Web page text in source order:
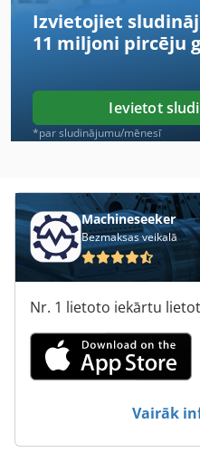
Case Ih 9370
Case Ih 956 Xla
Case Ih Cs 86
Case Ih Cvx 1155
Case Ih Cvx 195
Case Ih Maxxum 110
Case Ih Maxxum 140
Case Ih Maxxum 5120
Case Ih Maxxum 5140
Izvietojiet
11 miljoni pircēju
Ievietot
*par sludinājumu/mēnesī
Machineseeker
Bezmaksas veikalā
Nr. 1 lietoto iekārtu
Vairāk